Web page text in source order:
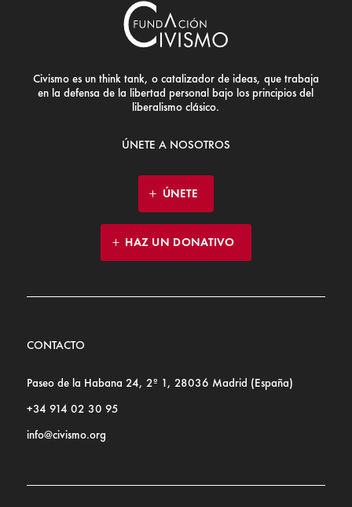
Civismo es un think tank, o catalizador de ideas, que trabaja
en la defensa de la libertad personal bajo los principios del
liberalismo clásico.
ÚNETE A NOSOTROS
ÚNETE
HAZ UN DONATIVO
CONTACTO
Paseo de la Habana 24, 2º 1, 28036 Madrid (España)
+34 914 02 30 95
info@civismo.org